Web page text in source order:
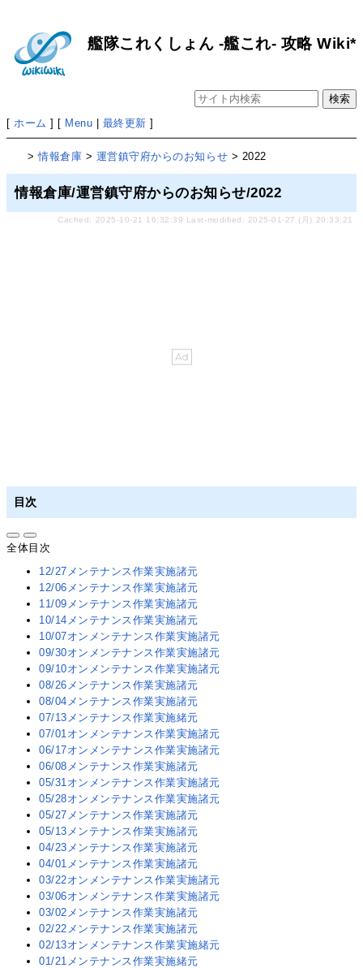
艦隊これくしょん -艦これ- 攻略 Wiki*
[ホーム ] [ Menu 最終更新 ]
>情報倉庫 > 運営鎮守府からのお知らせ > 2022
情報倉庫/運営鎮守府からのお知らせ/2022
Cached: 2025-10-21 16:32:39 Last-modified: 2025-01-27 (月) 20:33:21
目次
全体目次
12/27メンテナンス作業実施諸元
12/06メンテナンス作業実施諸元
11/09メンテナンス作業実施諸元
10/14メンテナンス作業実施諸元
10/07オンメンテナンス作業実施諸元
09/30オンメンテナンス作業実施諸元
09/10オンメンテナンス作業実施諸元
08/26メンテナンス作業実施諸元
08/04メンテナンス作業実施諸元
07/13メンテナンス作業実施緒元
07/01オンメンテナンス作業実施諸元
06/17オンメンテナンス作業実施諸元
06/08メンテナンス作業実施諸元
05/31オンメンテナンス作業実施諸元
05/28オンメンテナンス作業実施諸元
05/27メンテナンス作業実施諸元
05/13メンテナンス作業実施諸元
04/23メンテナンス作業実施諸元
04/01メンテナンス作業実施諸元
03/22オンメンテナンス作業実施諸元
03/06オンメンテナンス作業実施諸元
03/02メンテナンス作業実施諸元
02/22メンテナンス作業実施諸元
02/13オンメンテナンス作業実施緒元
01/21メンテナンス作業実施緒元